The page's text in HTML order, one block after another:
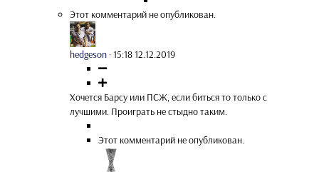
Этот комментарий не опубликован.
hedgeson ·15:18 12.12.2019
Хочется Барсу или ПСЖ, если биться то только с
лучшими. Проиграть не стыдно таким.
Этот комментарий не опубликован.